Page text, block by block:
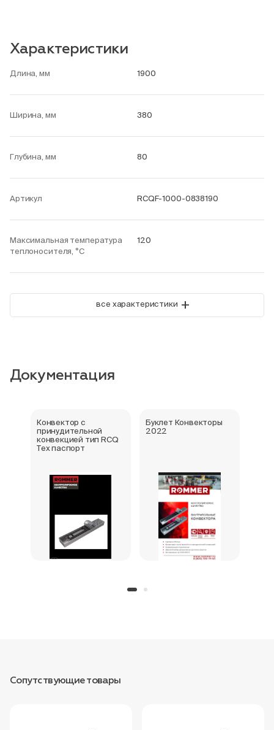
Характеристики
Длина, мм 1900
Ширина, мм 380
Глубина, мм 80
Артикул RCQF-1000-0838190
Максимальная температура
теплоносителя, °С
120
все характеристики +
Документация
Конвектор с
принудительной
конвекцией тип RCQ
Тех паспорт
Буклет Конвекторы
2022
Сопутствующие товары